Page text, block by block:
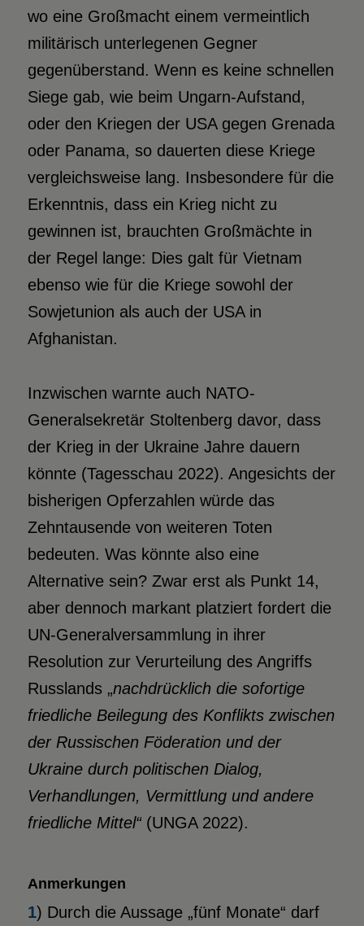
wo eine Großmacht einem vermeintlich
militärisch unterlegenen Gegner
gegenüberstand. Wenn es keine schnellen
Siege gab, wie beim Ungarn-Aufstand,
oder den Kriegen der USA gegen Grenada
oder Panama, so dauerten diese Kriege
vergleichsweise lang. Insbesondere für die
Erkenntnis, dass ein Krieg nicht zu
gewinnen ist, brauchten Großmächte in
der Regel lange: Dies galt für Vietnam
ebenso wie für die Kriege sowohl der
Sowjetunion als auch der USA in
Afghanistan.
Inzwischen warnte auch NATO-
Generalsekretär Stoltenberg davor, dass
der Krieg in der Ukraine Jahre dauern
könnte (Tagesschau 2022). Angesichts der
bisherigen Opferzahlen würde das
Zehntausende von weiteren Toten
bedeuten. Was könnte also eine
Alternative sein? Zwar erst als Punkt 14,
aber dennoch markant platziert fordert die
UN-Generalversammlung in ihrer
Resolution zur Verurteilung des Angriffs
Russlands „nachdrücklich die sofortige
friedliche Beilegung des Konflikts zwischen
der Russischen Föderation und der
Ukraine durch politischen Dialog,
Verhandlungen, Vermittlung und andere
friedliche Mittel“(UNGA 2022).
Anmerkungen
1) Durch die Aussage „fünf Monate“ darf